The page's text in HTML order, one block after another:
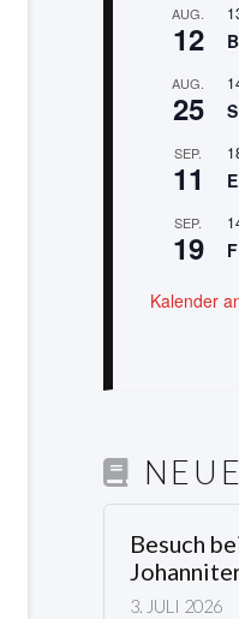
AUG.
12
AUG.
25
SEP.
11
SEP.
19
Kalender
Besuch
3. JULI 2026